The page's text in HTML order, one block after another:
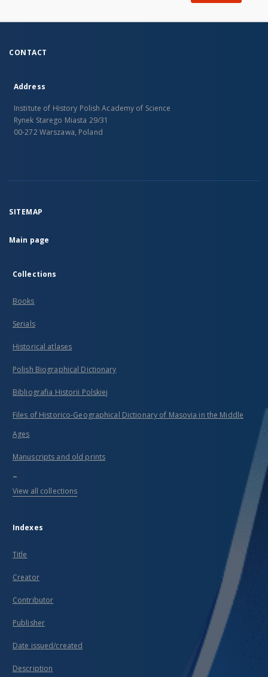
CONTACT
Address
Institute of History Polish Academy of Science
Rynek Starego Miasta 29/31
00-272 Warszawa, Poland
SITEMAP
Main page
Collections
Books
Serials
Historical atlases
Polish Biographical Dictionary
Bibliografia Historii Polskiej
Files of Historico-Geographical Dictionary of Masovia in the Middle
Ages
Manuscripts and old prints
...
View all collections
Indexes
Title
Creator
Contributor
Publisher
Date issued/created
Description